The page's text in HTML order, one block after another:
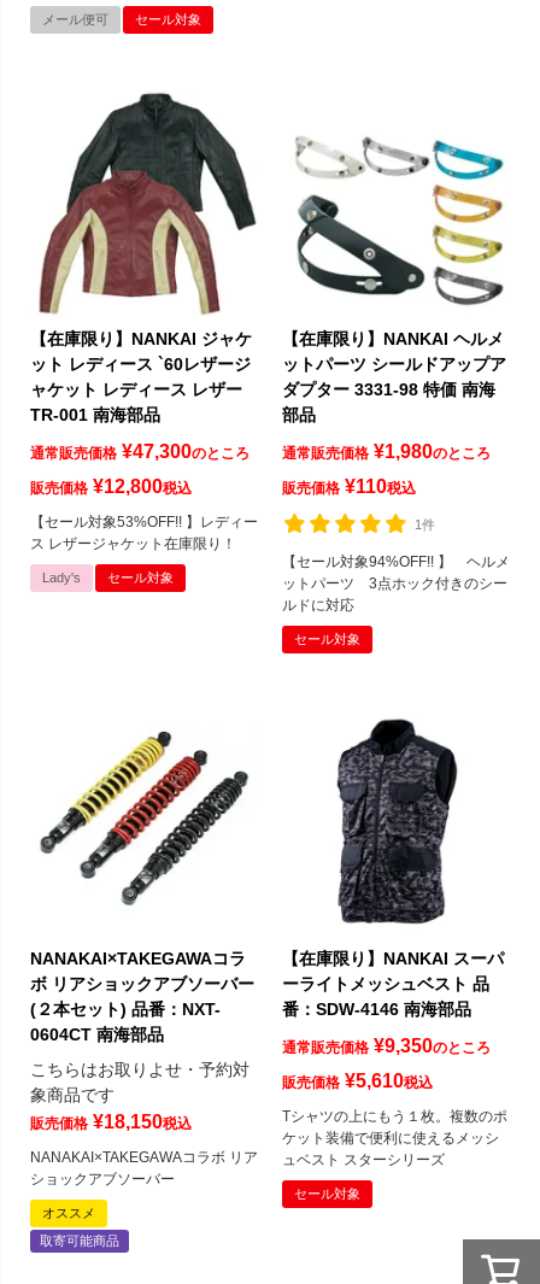
メール便可 セール対象
【在庫限り】NANKAI ジャケ
ット レディース `60レザージ
ャケット レディース レザー
TR-001 南海部品
通常販売価格 ¥47,300のところ
販売価格 ¥12,800税込
【セール対象53%OFF!! 】レディー
ス レザージャケット在庫限り！
Lady's セール対象
【在庫限り】NANKAI ヘルメ
ットパーツ シールドアップア
ダプター 3331-98 特価 南海
部品
通常販売価格 ¥1,980のところ
販売価格 ¥110税込
1件
【セール対象94%OFF!! 】 ヘルメ
ットパーツ 3点ホック付きのシー
ルドに対応
セール対象
NANAKAI×TAKEGAWAコラ
ボ リアショックアブソーバー
(２本セット) 品番：NXT-
0604CT 南海部品
こちらはお取りよせ・予約対
象商品です
販売価格 ¥18,150税込
NANAKAI×TAKEGAWAコラボ リア
ショックアブソーバー
オススメ
取寄可能商品
【在庫限り】NANKAI スーパ
ーライトメッシュベスト 品
番：SDW-4146 南海部品
通常販売価格 ¥9,350のところ
販売価格 ¥5,610税込
Tシャツの上にもう１枚。複数のポ
ケット装備で便利に使えるメッシ
ュベスト スターシリーズ
セール対象